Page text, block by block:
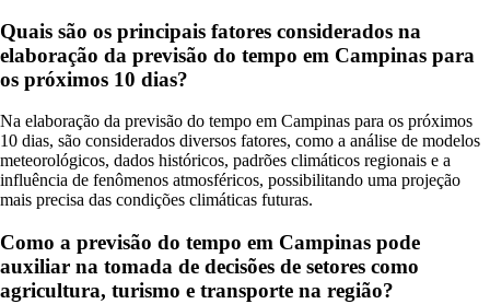
Quais são os principais fatores considerados na
elaboração da previsão do tempo em Campinas para
os próximos 10 dias?
Na elaboração da previsão do tempo em Campinas para os próximos
10 dias, são considerados diversos fatores, como a análise de modelos
meteorológicos, dados históricos, padrões climáticos regionais e a
influência de fenômenos atmosféricos, possibilitando uma projeção
mais precisa das condições climáticas futuras.
Como a previsão do tempo em Campinas pode
auxiliar na tomada de decisões de setores como
agricultura, turismo e transporte na região?